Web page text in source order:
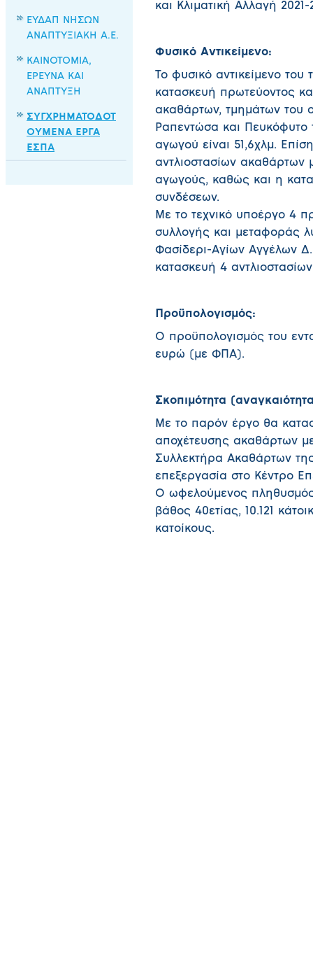
ΕΥΔΑΠ ΝΗΣΩΝ
ΑΝΑΠΤΥΞΙΑΚΗ Α.Ε.
ΚΑΙΝΟΤΟΜΙΑ,
ΕΡΕΥΝΑ ΚΑΙ
ΑΝΑΠΤΥΞΗ
ΣΥΓΧΡΗΜΑΤΟΔΟΤ
ΟΥΜΕΝΑ ΕΡΓΑ
ΕΣΠΑ
και Κλιματική Αλλαγή 2021-
Φυσικό Αντικείμενο:
Το φυσικό αντικείμενο
κατασκευή πρωτεύοντος
ακαθάρτων, τμημάτων του
Ραπεντώσα και
αγωγού είναι 51,6χλμ.
αντλιοστασίων ακαθάρτων
αγωγούς, καθώς και η
συνδέσεων.
Με το τεχνικό υποέργο 4
συλλογής και μεταφοράς
Φασίδερι-Αγίων Αγγέλων
κατασκευή 4
Προϋπολογισμός:
Ο προϋπολογισμός του
ευρώ (με ΦΠΑ).
Σκοπιμότητα
Με το παρόν έργο θα
αποχέτευσης ακαθάρτων
Συλλεκτήρα Ακαθάρτων
επεξεργασία στο Κέντρο
Ο ωφελούμενος πληθυσμός
βάθος 40ετίας, 10.121
κατοίκους.